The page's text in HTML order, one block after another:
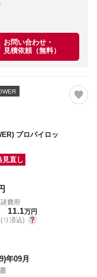
お問い合わせ・
見積依頼（無料）
プロパイロッ
見直し
諸費用
11.1万円
(リ済込)
年09月